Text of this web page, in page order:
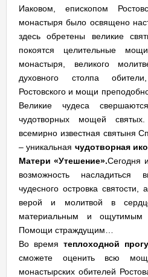
Иаковом, епископом
монастыря было освящено
здесь обретены великие
покоятся целительные
монастыря, великого
духовного столпа
Ростовского и мощи
Великие чудеса
чудотворных мощей
всемирно известная святыня
– уникальная чудотворная
Матери «Утешение».Сегодня
возможность насладиться
чудесного островка
верой и молитвой в
материальным и ощутимым
Помощи страждущим…
Во время теплоходной
сможете оценить всю
монастырских обителей